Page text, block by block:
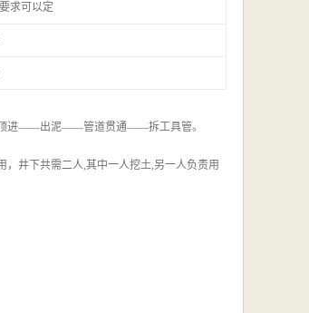
求可以定
进——出泥——管道贯通——拆工具管。
井下共需二人,其中一人挖土,另一人负责用